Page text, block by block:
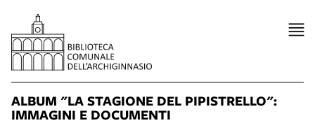
ALBUM "LA STAGIONE DEL PIPISTRELLO":
IMMAGINI E DOCUMENTI